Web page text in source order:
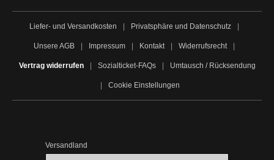
Liefer- und Versandkosten | Privatsphäre und Datenschutz |
Unsere AGB | Impressum | Kontakt | Widerrufsrecht |
Vertrag widerrufen | Sozialticket-FAQs | Umtausch / Rücksendung
| Cookie Einstellungen
Versandland